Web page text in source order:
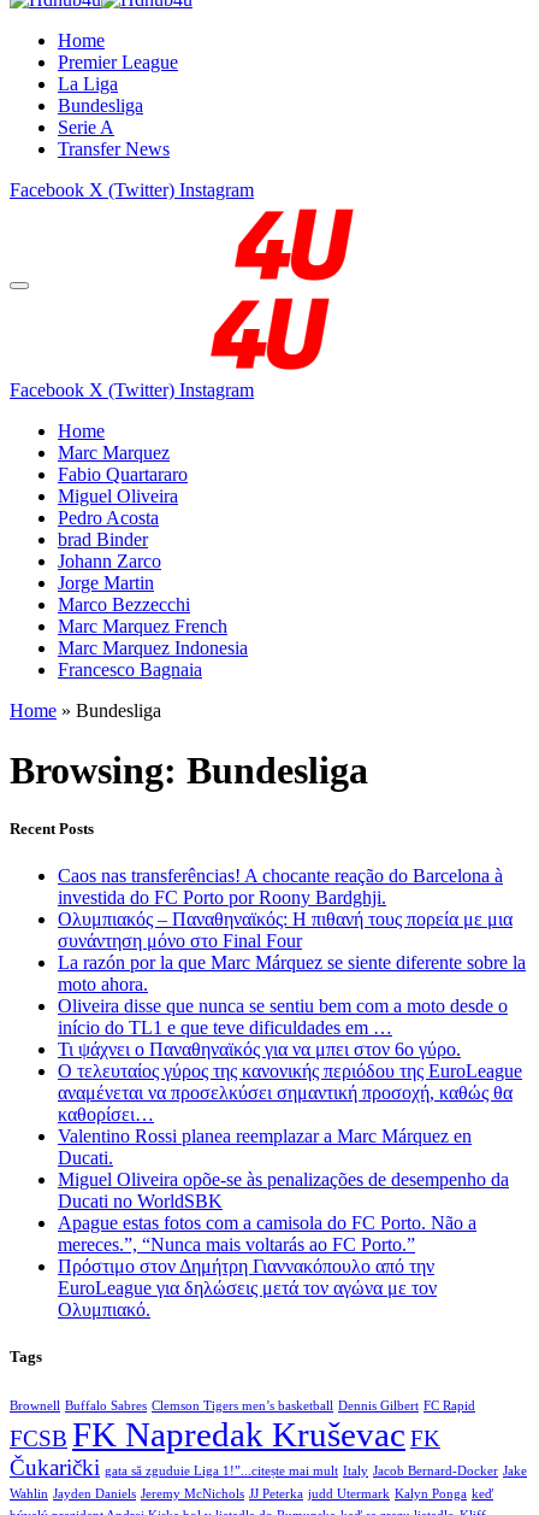
Home
Premier League
La Liga
Bundesliga
Serie A
Transfer News
Facebook X (Twitter) Instagram
Facebook X (Twitter) Instagram
Home
Marc Marquez
Fabio Quartararo
Miguel Oliveira
Pedro Acosta
brad Binder
Johann Zarco
Jorge Martin
Marco Bezzecchi
Marc Marquez French
Marc Marquez Indonesia
Francesco Bagnaia
Home » Bundesliga
Browsing: Bundesliga
Recent Posts
Caos nas transferências! A chocante reação do Barcelona à
investida do FC Porto por Roony Bardghji.
Ολυμπιακός – Παναθηναϊκός: Η πιθανή τους πορεία με μια
συνάντηση μόνο στο Final Four
La razón por la que Marc Márquez se siente diferente sobre la
moto ahora.
Oliveira disse que nunca se sentiu bem com a moto desde o
início do TL1 e que teve dificuldades em …
Τι ψάχνει ο Παναθηναϊκός για να μπει στον 6ο γύρο.
Ο τελευταίος γύρος της κανονικής περιόδου της EuroLeague
αναμένεται να προσελκύσει σημαντική προσοχή, καθώς θα
καθορίσει…
Valentino Rossi planea reemplazar a Marc Márquez en
Ducati.
Miguel Oliveira opõe-se às penalizações de desempenho da
Ducati no WorldSBK
Apague estas fotos com a camisola do FC Porto. Não a
mereces.”, “Nunca mais voltarás ao FC Porto.”
Πρόστιμο στον Δημήτρη Γιαννακόπουλο από την
EuroLeague για δηλώσεις μετά τον αγώνα με τον
Ολυμπιακό.
Tags
Brownell Buffalo Sabres Clemson Tigers men’s basketball Dennis Gilbert FC Rapid
FCSB FK Napredak Kruševac FK
Čukarički gata să zguduie Liga 1!”...citește mai mult Italy Jacob Bernard-Docker Jake
Wahlin Jayden Daniels Jeremy McNichols JJ Peterka judd Utermark Kalyn Ponga keď